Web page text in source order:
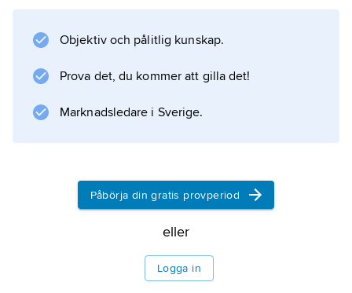
ändras med 180°. Man talar om olika
kvantstatistik
Objektiv och pålitlig kunskap.
Prova det, du kommer att gilla det!
Marknadsledare i Sverige.
Påbörja din gratis provperiod
eller
Logga in